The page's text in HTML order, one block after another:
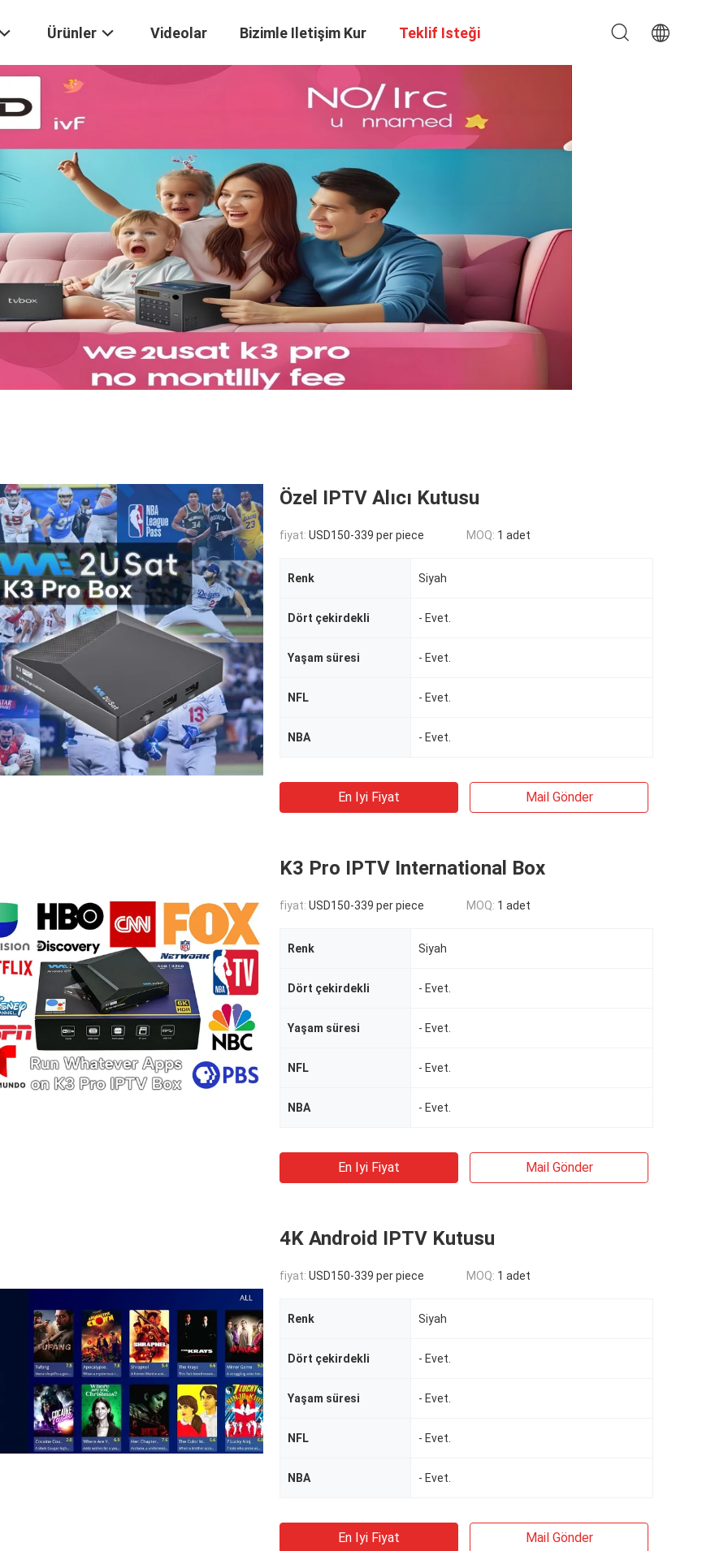
Ürünler Videolar Bizimle Iletişim Kur Teklif Isteği
Özel IPTV Alıcı Kutusu
fiyat: USD150-339 per piece MOQ: 1 adet
Renk Siyah
Dört çekirdekli - Evet.
Yaşam süresi - Evet.
NFL - Evet.
NBA - Evet.
En Iyi Fiyat Mail Gönder
K3 Pro IPTV International Box
fiyat: USD150-339 per piece MOQ: 1 adet
Renk Siyah
Dört çekirdekli - Evet.
Yaşam süresi - Evet.
NFL - Evet.
NBA - Evet.
En Iyi Fiyat Mail Gönder
4K Android IPTV Kutusu
fiyat: USD150-339 per piece MOQ: 1 adet
Renk Siyah
Dört çekirdekli - Evet.
Yaşam süresi - Evet.
NFL - Evet.
NBA - Evet.
En Iyi Fiyat Mail Gönder